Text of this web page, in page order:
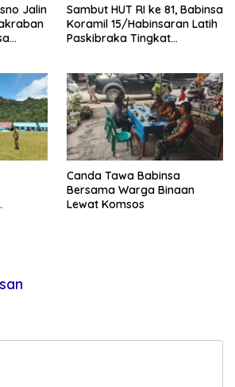
Jalin
Sambut HUT RI ke 81, Babinsa
Koramil 15/Habinsaran Latih
Paskibraka Tingkat
Canda Tawa Babinsa
Bersama Warga Binaan
Lewat Komsos